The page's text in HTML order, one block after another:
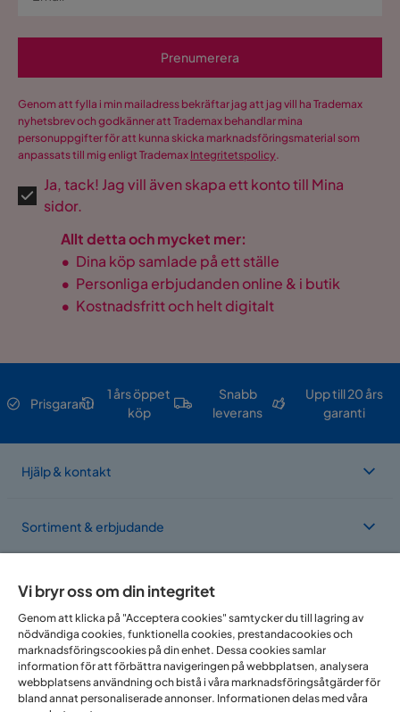
Prenumerera
Genom att fylla i min mailadress bekräftar jag att jag vill ha Trademax
nyhetsbrev och godkänner att Trademax behandlar mina
personuppgifter för att kunna skicka marknadsföringsmaterial som
anpassats till mig enligt Trademax Integritetspolicy.
Ja, tack! Jag vill även skapa ett konto till Mina
sidor.
Allt detta och mycket mer:
• Dina köp samlade på ett ställe
• Personliga erbjudanden online & i butik
• Kostnadsfritt och helt digitalt
Prisgaranti
1 års öppet
köp
Snabb
leverans
Upp till 20 års
garanti
Hjälp & kontakt
Sortiment & erbjudande
Vi finns i flera länder
Vi bryr oss om din integritet
Genom att klicka på "Acceptera cookies" samtycker du till lagring av
nödvändiga cookies, funktionella cookies, prestandacookies och
marknadsföringscookies på din enhet. Dessa cookies samlar
information för att förbättra navigeringen på webbplatsen, analysera
webbplatsens användning och bistå i våra marknadsföringsåtgärder för
bland annat personaliserade annonser. Informationen delas med våra